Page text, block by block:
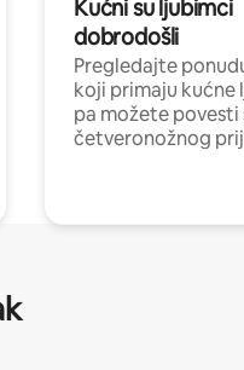
Kućni su ljubimci
dobrodošli
Pregledajte
koji primaju kućne
pa možete povesti
četveronožnog